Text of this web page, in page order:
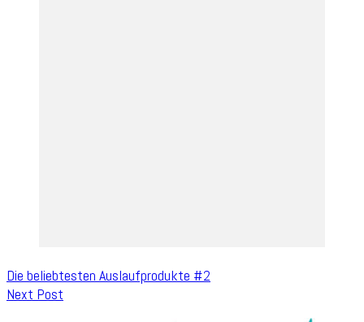
Die beliebtesten Auslaufprodukte #2
Next Post